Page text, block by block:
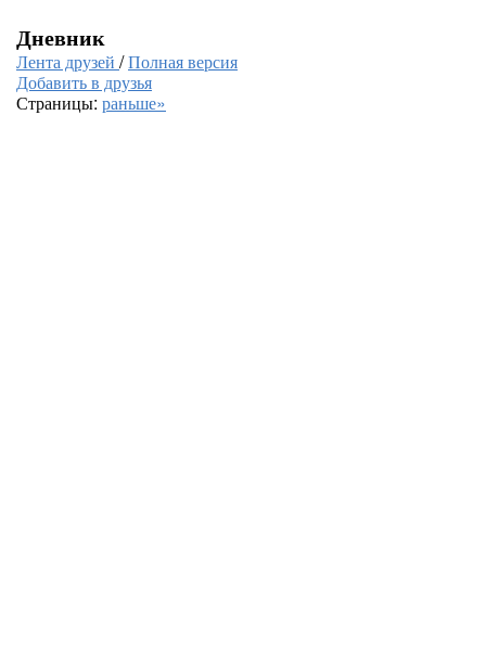
Дневник
Лента друзей /Полная версия
Добавить в друзья
Страницы: раньше»